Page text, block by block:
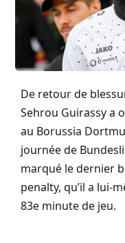
De retour de
Sehrou Guirassy a
au Borussia
journée de
marqué le dernier
penalty, qu’il a lui-
83e minute de jeu.